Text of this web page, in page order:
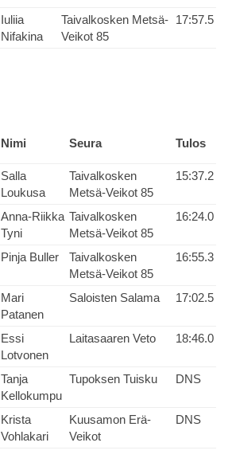
Iuliia
Nifakina
Taivalkosken Metsä-
Veikot 85
17:57.5
Nimi Seura Tulos
Salla
Loukusa
Taivalkosken
Metsä-Veikot 85
15:37.2
Anna-Riikka
Tyni
Taivalkosken
Metsä-Veikot 85
16:24.0
Pinja Buller
Taivalkosken
Metsä-Veikot 85
16:55.3
Mari
Patanen
Saloisten Salama 17:02.5
Essi
Lotvonen
Laitasaaren Veto 18:46.0
Tanja
Kellokumpu
Tupoksen Tuisku DNS
Krista
Vohlakari
Kuusamon Erä-
Veikot
DNS